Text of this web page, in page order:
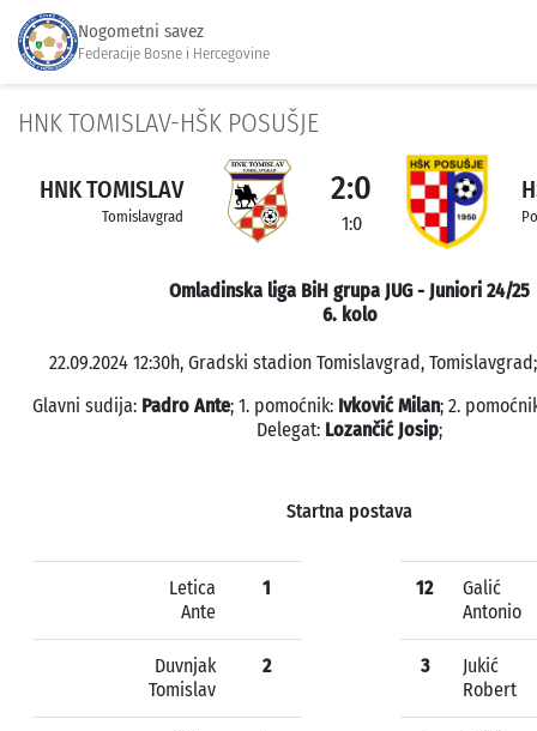
Nogometni savez
Federacije Bosne i Hercegovine
HNK TOMISLAV-HŠK POSUŠJE
HNK TOMISLAV
Tomislavgrad
2:0
1:0
Omladinska liga BiH grupa JUG - Juniori 24/25
6. kolo
22.09.2024 12:30h, Gradski stadion Tomislavgrad,
Glavni sudija: Padro Ante; 1. pomoćnik: Ivković Milan; 2.
Delegat: Lozančić Josip;
Startna postava
Letica
Ante
1
Duvnjak
Tomislav
2
12
Galić
Antonio
3
Jukić
Robert